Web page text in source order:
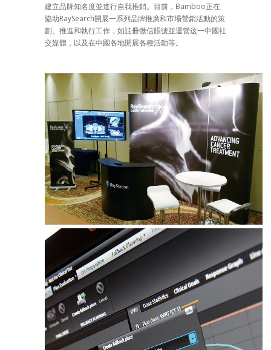
建立品牌知名度並進行自我推銷。目前，Bamboo正在
協助RaySearch開展一系列品牌推廣和市場營銷活動的策
劃、推進和執行工作，如註冊微信賬號並運營这一中國社
交媒體，以及在中國各地開展各種活動等。